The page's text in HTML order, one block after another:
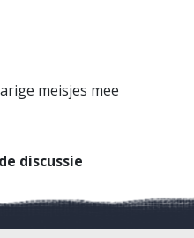
meisjes mee
discussie